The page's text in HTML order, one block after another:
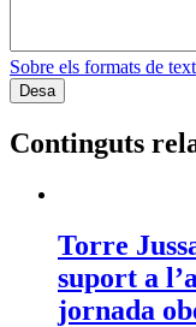
Sobre els formats de text
Continguts
Torre
suport a
jornada